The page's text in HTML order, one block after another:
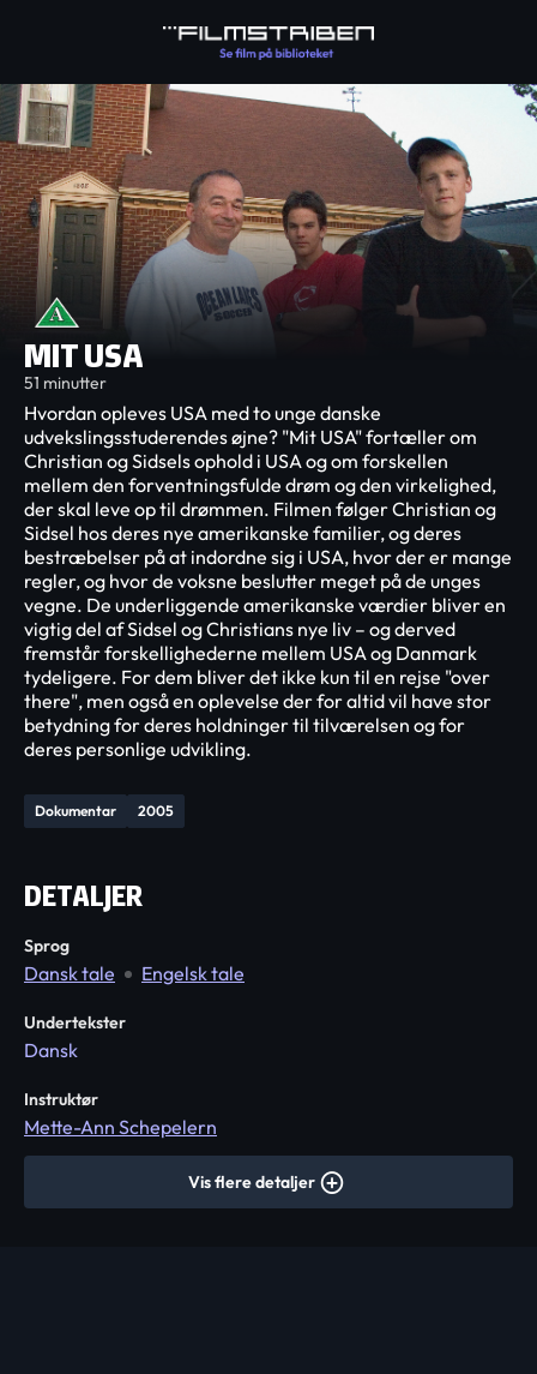
MIT USA
51 minutter
Dokumentar 2005
Hvordan opleves USA med to unge danske
udvekslingsstuderendes øjne? "Mit USA" fortæller om
Christian og Sidsels ophold i USA og om forskellen
mellem den forventningsfulde drøm og den virkelighed,
der skal leve op til drømmen. Filmen følger Christian og
Sidsel hos deres nye amerikanske familier, og deres
bestræbelser på at indordne sig i USA, hvor der er mange
regler, og hvor de voksne beslutter meget på de unges
vegne. De underliggende amerikanske værdier bliver en
vigtig del af Sidsel og Christians nye liv – og derved
fremstår forskellighederne mellem USA og Danmark
tydeligere. For dem bliver det ikke kun til en rejse "over
there", men også en oplevelse der for altid vil have stor
betydning for deres holdninger til tilværelsen og for
deres personlige udvikling.
DETALJER
Sprog
Dansk tale Engelsk tale
Undertekster
Dansk
Instruktør
Mette-Ann Schepelern
Vis flere detaljer